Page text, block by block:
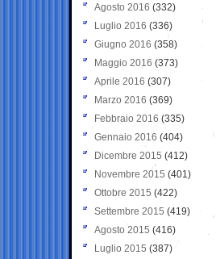
Agosto 2016 (332)
Luglio 2016 (336)
Giugno 2016 (358)
Maggio 2016 (373)
Aprile 2016 (307)
Marzo 2016 (369)
Febbraio 2016 (335)
Gennaio 2016 (404)
Dicembre 2015 (412)
Novembre 2015 (401)
Ottobre 2015 (422)
Settembre 2015 (419)
Agosto 2015 (416)
Luglio 2015 (387)